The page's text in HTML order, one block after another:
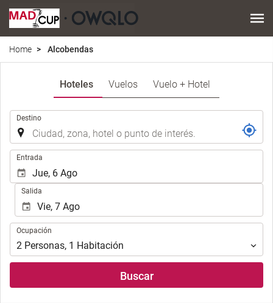
Home Alcobendas
Hoteles Vuelos Vuelo + Hotel
Destino
Entrada
Salida
Ocupación
Ocupación
2 Personas, 1 Habitación
Buscar